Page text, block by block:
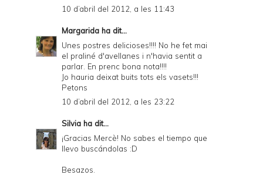
10 d’abril del 2012, a les 11:43
Margarida ha dit...
Unes postres delicioses!!!! No he fet mai
el praliné d'avellanes i n'havia sentit a
parlar. En prenc bona nota!!!!
Jo hauria deixat buits tots els vasets!!!
Petons
10 d’abril del 2012, a les 23:22
Silvia ha dit...
¡Gracias Mercè! No sabes el tiempo que
llevo buscándolas :D
Besazos.